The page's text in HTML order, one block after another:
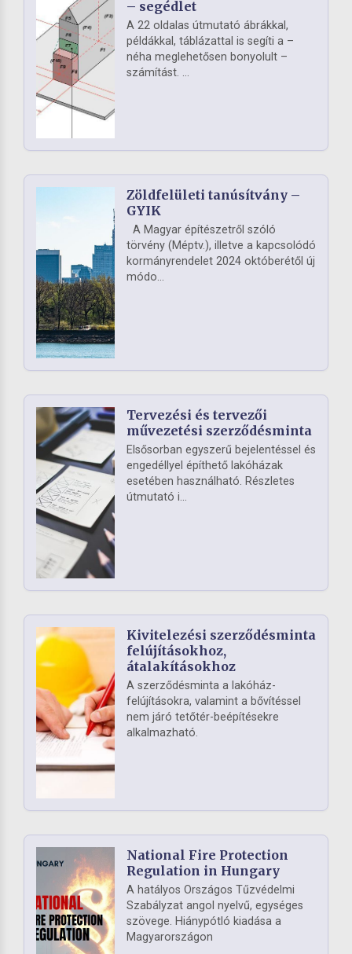
– segédlet
A 22 oldalas útmutató ábrákkal,
példákkal, táblázattal is segíti a –
néha meglehetősen bonyolult –
számítást. ...
Zöldfelületi tanúsítvány –
GYIK
A Magyar építészetről szóló
törvény (Méptv.), illetve a kapcsolódó
kormányrendelet 2024 októberétől új
módo...
Tervezési és tervezői
művezetési szerződésminta
Elsősorban egyszerű bejelentéssel és
engedéllyel építhető lakóházak
esetében használható. Részletes
útmutató i...
Kivitelezési szerződésminta
felújításokhoz,
átalakításokhoz
A szerződésminta a lakóház-
felújításokra, valamint a bővítéssel
nem járó tetőtér-beépítésekre
alkalmazható.
National Fire Protection
Regulation in Hungary
A hatályos Országos Tűzvédelmi
Szabályzat angol nyelvű, egységes
szövege. Hiánypótló kiadása a
Magyarországon